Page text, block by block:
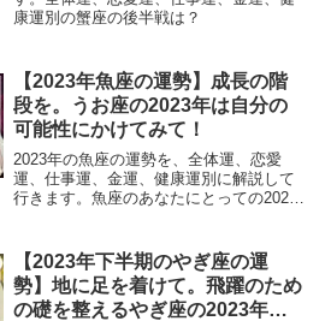
康運別の蟹座の後半戦は？
【2023年魚座の運勢】成長の階
段を。うお座の2023年は自分の
可能性にかけてみて！
2023年の魚座の運勢を、全体運、恋愛
運、仕事運、金運、健康運別に解説して
行きます。魚座のあなたにとっての2023
【2023年下半期のやぎ座の運
勢】地に足を着けて。飛躍のため
の礎を整えるやぎ座の2023年下